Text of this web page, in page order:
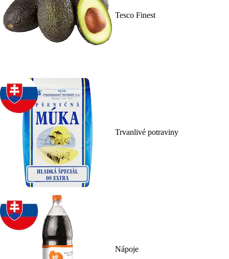
Tesco Finest
Trvanlivé potraviny
Nápoje